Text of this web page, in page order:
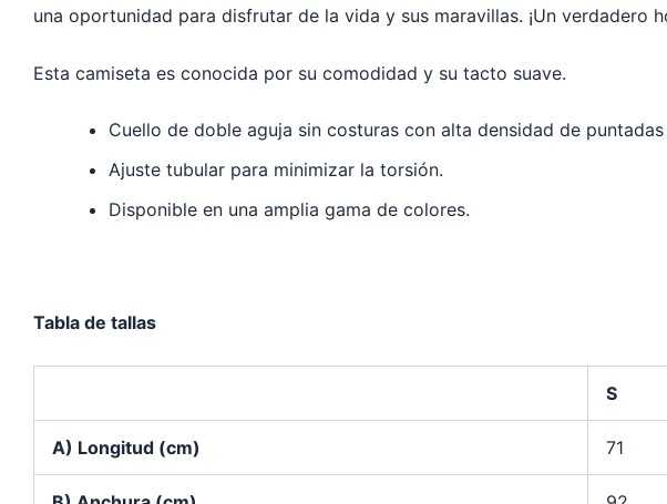
una oportunidad para disfrutar de la vida y sus maravillas. ¡Un verdadero
Esta camiseta es conocida por su comodidad y su tacto suave.
Cuello de doble aguja sin costuras con alta densidad de
Ajuste tubular para minimizar la torsión.
Disponible en una amplia gama de colores.
Tabla de tallas
S
A) Longitud (cm) 71